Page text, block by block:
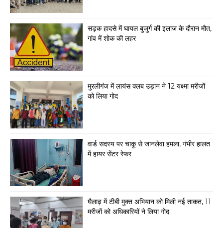
सड़क हादसे में घायल बुजुर्ग की इलाज के दौरान मौत,
गांव में शोक की लहर
मुरलीगंज में लायंस क्लब उड़ान ने 12 यक्ष्मा मरीजों
को लिया गोद
वार्ड सदस्य पर चाकू से जानलेवा हमला, गंभीर हालत
में हायर सेंटर रेफर
घैलाढ़ में टीबी मुक्त अभियान को मिली नई ताकत, 11
मरीजों को अधिकारियों ने लिया गोद